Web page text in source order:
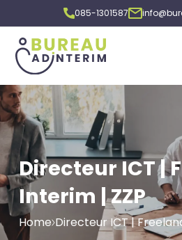
085-1301587
Directeur ICT |
Interim | ZZP
Home Directeur ICT |